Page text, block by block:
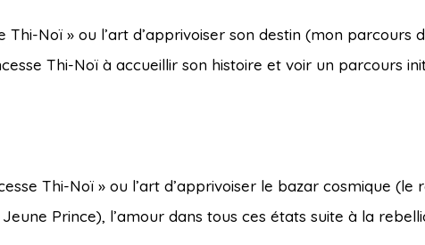
Thi-Noï » ou l’art d’apprivoiser son destin (mon parcours
Thi-Noï à accueillir son histoire et voir un parcours
Thi-Noï » ou l’art d’apprivoiser le bazar cosmique
Prince), l’amour dans tous ces états suite à la